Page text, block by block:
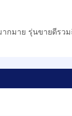
กมาย รุ่นขายดีรว